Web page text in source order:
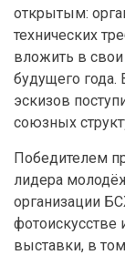
открытым:
технических
вложить в
будущего года.
эскизов
союзных
Победителем
лидера
организации
фотоискусстве
выставки, в